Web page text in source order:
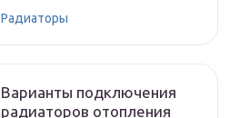
Радиаторы
Варианты подключения
радиаторов отопления